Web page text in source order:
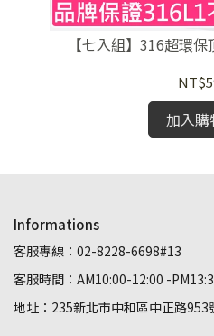
【七入組】316超環
加入購
Informations
客服專線：02-8228-6698#13
客服時間：AM10:00-12:00 -
地址：235新北市中和區中正路953